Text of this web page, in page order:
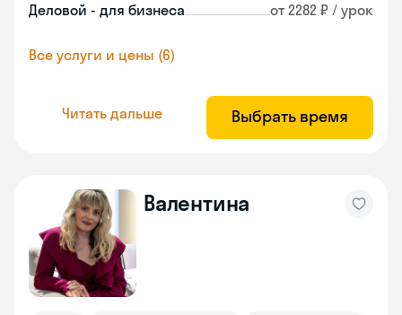
Деловой - для бизнеса от 2282 ₽ / урок
Все услуги и цены (6)
Читать дальше Выбрать время
Валентина